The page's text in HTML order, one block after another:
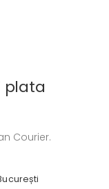
plata
Courier.